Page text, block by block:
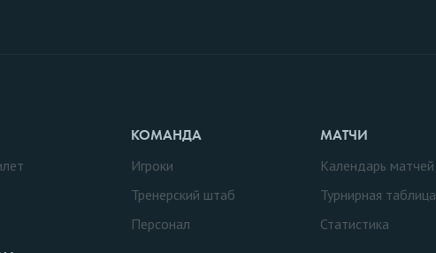
КОМАНДА
Игроки
Тренерский штаб
Персонал
МАТЧИ
Календарь матчей
Турнирная таблица
Статистика